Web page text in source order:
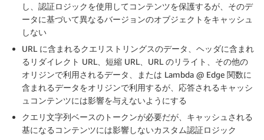
し、認証ロジックを使用してコンテンツを保護するが、そのデ
ータに基づいて異なるバージョンのオブジェクトをキャッシュ
しない
URL に含まれるクエリストリングスのデータ、ヘッダに含まれ
るリダイレクト URL、短縮 URL、URL のリライト、その他の
オリジンで利用されるデータ、または Lambda @ Edge 関数に
含まれるデータをオリジンで利用するが、応答されるキャッシ
ュコンテンツには影響を与えないようにする
クエリ文字列ベースのトークンが必要だが、キャッシュされる
基になるコンテンツには影響しないカスタム認証ロジック